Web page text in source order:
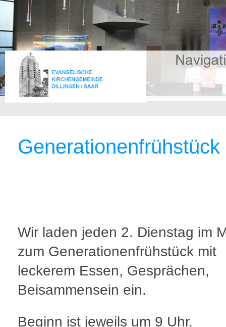
Generationenfrühstück
Wir laden jeden 2. Dienstag im
zum Generationenfrühstück mit
leckerem Essen, Gesprächen,
Beisammensein ein.
Beginn ist jeweils um 9 Uhr.